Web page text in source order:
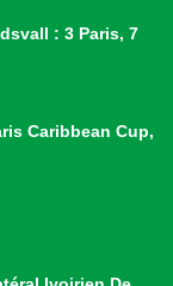
: 3 Paris, 7
Caribbean Cup,